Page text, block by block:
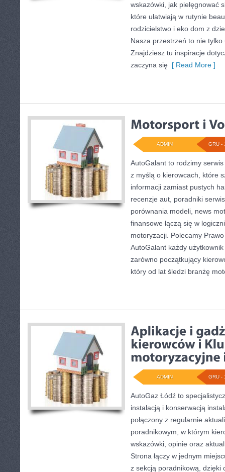
wskazówki, jak pielęgnować
które ułatwiają w rutynie
rodzicielstwo i eko dom z
Nasza przestrzeń to nie
Znajdziesz tu inspiracje
zaczyna się [ Read More ]
GRU -
ADMIN
AutoGalant to rodzimy
z myślą o kierowcach, które
informacji zamiast pustych
recenzje aut, poradniki
porównania modeli, news
finansowe łączą się w
motoryzacji. Polecamy
AutoGalant każdy
zarówno początkujący
który od lat śledzi branżę
GRU -
ADMIN
AutoGaz Łódź to
instalacją i konserwacją
połączony z regularnie
poradnikowym, w którym
wskazówki, opinie oraz
Strona łączy w jednym
z sekcją poradnikową, dzięki